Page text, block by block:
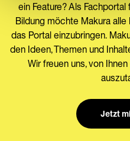
ein Feature? Als
Bildung möchte Makura
das Portal einzubringen.
den Ideen, Themen und
Wir freuen uns, von
Jetzt